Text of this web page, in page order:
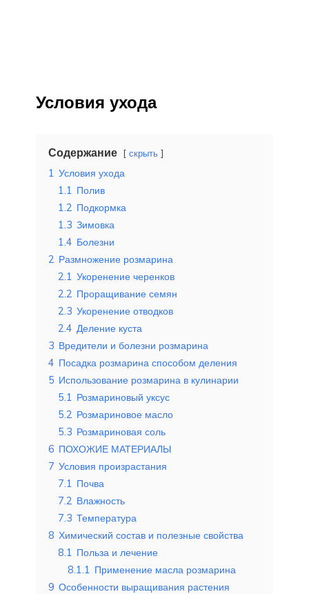
Условия ухода
Содержание скрыть
1 Условия ухода
1.1 Полив
1.2 Подкормка
1.3 Зимовка
1.4 Болезни
2 Размножение розмарина
2.1 Укоренение черенков
2.2 Проращивание семян
2.3 Укоренение отводков
2.4 Деление куста
3 Вредители и болезни розмарина
4 Посадка розмарина способом деления
5 Использование розмарина в кулинарии
5.1 Розмариновый уксус
5.2 Розмариновое масло
5.3 Розмариновая соль
6 ПОХОЖИЕ МАТЕРИАЛЫ
7 Условия произрастания
7.1 Почва
7.2 Влажность
7.3 Температура
8 Химический состав и полезные свойства
8.1 Польза и лечение
8.1.1 Применение масла розмарина
9 Особенности выращивания растения